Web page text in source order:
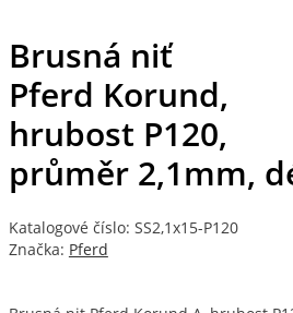
Brusná niť
Pferd Korund,
hrubost P120,
průměr 2,1mm,
Katalogové číslo: SS2,1x15-P120
Značka: Pferd